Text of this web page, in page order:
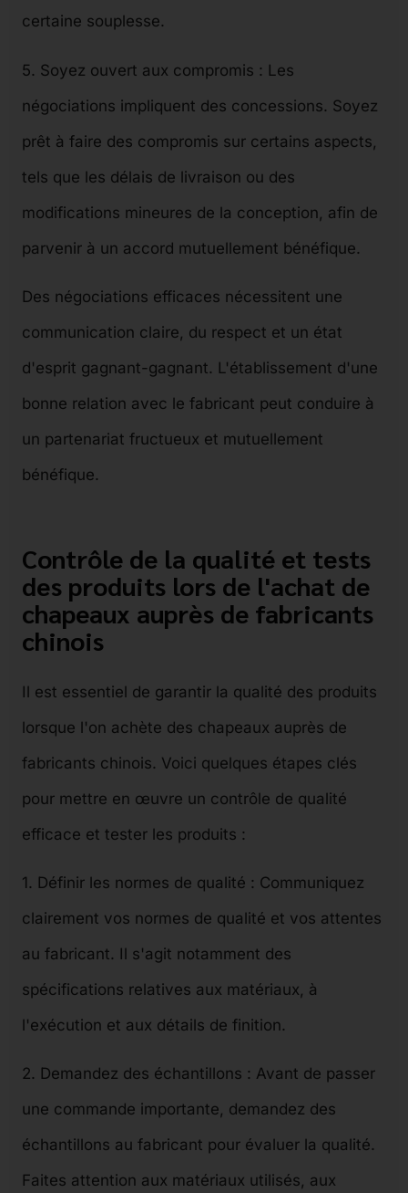
certaine souplesse.
5. Soyez ouvert aux compromis : Les
négociations impliquent des concessions. Soyez
prêt à faire des compromis sur certains aspects,
tels que les délais de livraison ou des
modifications mineures de la conception, afin de
parvenir à un accord mutuellement bénéfique.
Des négociations efficaces nécessitent une
communication claire, du respect et un état
d'esprit gagnant-gagnant. L'établissement d'une
bonne relation avec le fabricant peut conduire à
un partenariat fructueux et mutuellement
bénéfique.
Contrôle de la qualité et tests
des produits lors de l'achat de
chapeaux auprès de fabricants
chinois
Il est essentiel de garantir la qualité des produits
lorsque l'on achète des chapeaux auprès de
fabricants chinois. Voici quelques étapes clés
pour mettre en œuvre un contrôle de qualité
efficace et tester les produits :
1. Définir les normes de qualité : Communiquez
clairement vos normes de qualité et vos attentes
au fabricant. Il s'agit notamment des
spécifications relatives aux matériaux, à
l'exécution et aux détails de finition.
2. Demandez des échantillons : Avant de passer
une commande importante, demandez des
échantillons au fabricant pour évaluer la qualité.
Faites attention aux matériaux utilisés, aux